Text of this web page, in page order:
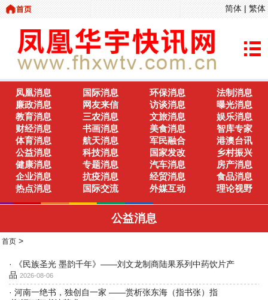
简体| 繁体
凤凰消息 国际消息 环保消息
法制消息
廉政消息
网友来信 访谈消息
曝光消息
教育消息
三农消息 文旅消息
娱乐消息
财经消息
书画消息 美食消息
智库专家
体育消息
航天消息 军民融合
港澳台讯
公益消息
科技消息 国家发改
乡村振兴
健康消息
专题消息 汽车消息
房产消息
企业消息
抗疫消息 经贸消息
食品消息
热点消息
国际交流 外媒互动 理论视野
公益消息
首页 >
·
《民族圣光 墨韵千年》——刘文龙制商陆果系列中药饮片产
品 2026-08-06
· 河南一绝书，独创自一家 ——赏析张东海（指书张）指